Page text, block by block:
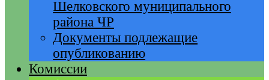
Шелковского муниципального
района ЧР
Документы подлежащие
опубликованию
Комиссии